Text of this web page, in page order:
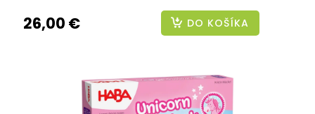
26,00 € DO KOŠÍKA